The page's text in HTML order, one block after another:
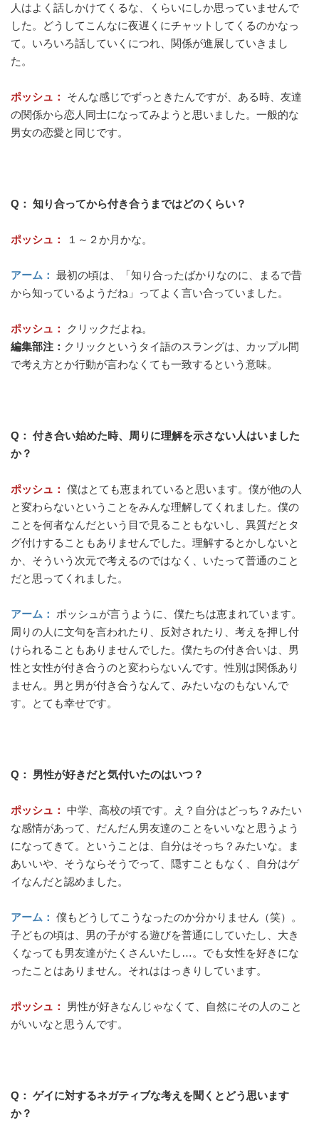
人はよく話しかけてくるな、くらいにしか思っていませんで
した。どうしてこんなに夜遅くにチャットしてくるのかなっ
て。いろいろ話していくにつれ、関係が進展していきまし
た。
ポッシュ：
そんな感じでずっときたんですが、ある時、友達
の関係から恋人同士になってみようと思いました。一般的な
男女の恋愛と同じです。
Q： 知り合ってから付き合うまではどのくらい？
ポッシュ： １～２か月かな。
アーム： 最初の頃は、「知り合ったばかりなのに、まるで昔
から知っているようだね」ってよく言い合っていました。
ポッシュ：
クリックだよね。
編集部注： クリックというタイ語のスラングは、カップル間
で考え方とか行動が言わなくても一致するという意味。
Q： 付き合い始めた時、周りに理解を示さない人はいました
か？
ポッシュ： 僕はとても恵まれていると思います。僕が他の人
と変わらないということをみんな理解してくれました。僕の
ことを何者なんだという目で見ることもないし、異質だとタ
グ付けすることもありませんでした。理解するとかしないと
か、そういう次元で考えるのではなく、いたって普通のこと
だと思ってくれました。
アーム：
ポッシュが言うように、僕たちは恵まれています。
周りの人に文句を言われたり、反対されたり、考えを押し付
けられることもありませんでした。僕たちの付き合いは、男
性と女性が付き合うのと変わらないんです。性別は関係あり
ません。男と男が付き合うなんて、みたいなのもないんで
す。とても幸せです。
Q： 男性が好きだと気付いたのはいつ？
ポッシュ： 中学、高校の頃です。え？自分はどっち？みたい
な感情があって、だんだん男友達のことをいいなと思うよう
になってきて。ということは、自分はそっち？みたいな。ま
あいいや、そうならそうでって、隠すこともなく、自分はゲ
イなんだと認めました。
アーム： 僕もどうしてこうなったのか分かりません（笑）。
子どもの頃は、男の子がする遊びを普通にしていたし、大き
くなっても男友達がたくさんいたし…。でも女性を好きにな
ったことはありません。それははっきりしています。
ポッシュ：
男性が好きなんじゃなくて、自然にその人のこと
がいいなと思うんです。
Q： ゲイに対するネガティブな考えを聞くとどう思います
か？